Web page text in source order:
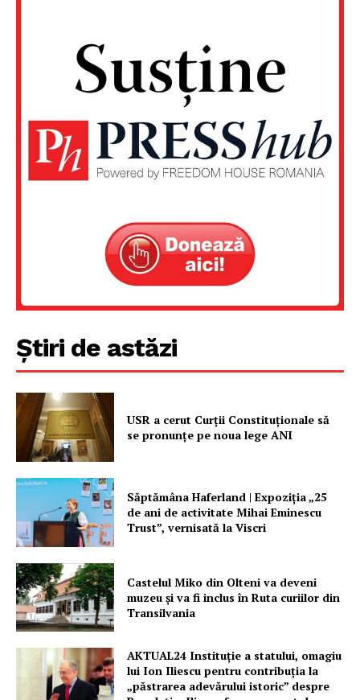
PRESShub
Despre noi / Echipa
Rețea
Contact
Știri de astăzi
USR a cerut Curții Constituționale să
se pronunțe pe noua lege ANI
Săptămâna Haferland | Expoziţia „25
de ani de activitate Mihai Eminescu
Trust”, vernisată la Viscri
Castelul Miko din Olteni va deveni
muzeu şi va fi inclus în Ruta curiilor din
Transilvania
AKTUAL24 Instituție a statului, omagiu
lui Ion Iliescu pentru contribuția la
„păstrarea adevărului istoric” despre